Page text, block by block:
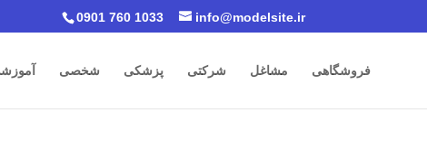
0901 760 1033 info@modelsite.ir
فروشگاهی مشاغل شرکتی پزشکی شخصی